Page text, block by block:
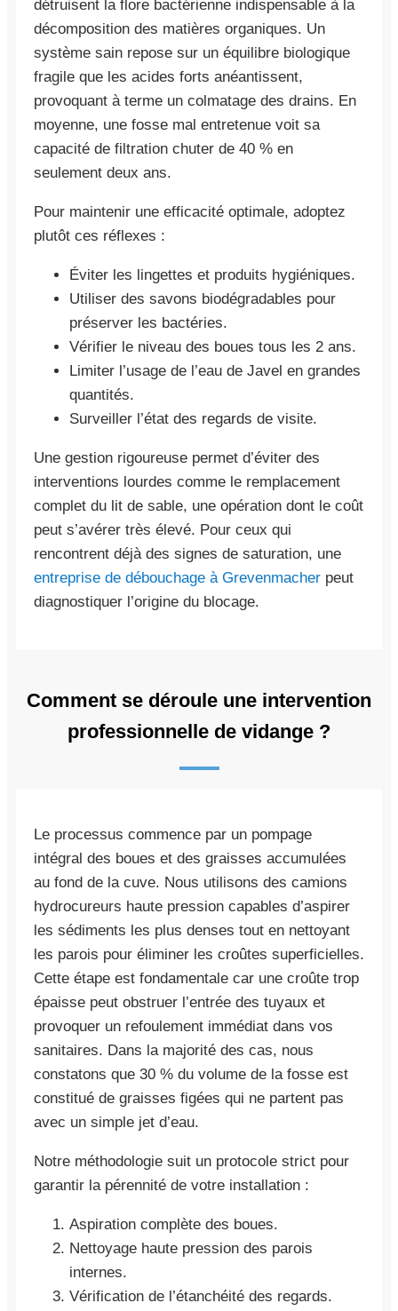
détruisent la flore bactérienne indispensable à la
décomposition des matières organiques. Un
système sain repose sur un équilibre biologique
fragile que les acides forts anéantissent,
provoquant à terme un colmatage des drains. En
moyenne, une fosse mal entretenue voit sa
capacité de filtration chuter de 40 % en
seulement deux ans.
Pour maintenir une efficacité optimale, adoptez
plutôt ces réflexes :
Éviter les lingettes et produits hygiéniques.
Utiliser des savons biodégradables pour
préserver les bactéries.
Vérifier le niveau des boues tous les 2 ans.
Limiter l’usage de l’eau de Javel en grandes
quantités.
Surveiller l’état des regards de visite.
Une gestion rigoureuse permet d’éviter des
interventions lourdes comme le remplacement
complet du lit de sable, une opération dont le coût
peut s’avérer très élevé. Pour ceux qui
rencontrent déjà des signes de saturation, une
entreprise de débouchage à Grevenmacher peut
diagnostiquer l’origine du blocage.
Comment se déroule une intervention
professionnelle de vidange ?
Le processus commence par un pompage
intégral des boues et des graisses accumulées
au fond de la cuve. Nous utilisons des camions
hydrocureurs haute pression capables d’aspirer
les sédiments les plus denses tout en nettoyant
les parois pour éliminer les croûtes superficielles.
Cette étape est fondamentale car une croûte trop
épaisse peut obstruer l’entrée des tuyaux et
provoquer un refoulement immédiat dans vos
sanitaires. Dans la majorité des cas, nous
constatons que 30 % du volume de la fosse est
constitué de graisses figées qui ne partent pas
avec un simple jet d’eau.
Notre méthodologie suit un protocole strict pour
garantir la pérennité de votre installation :
Aspiration complète des boues.
Nettoyage haute pression des parois
internes.
Vérification de l’étanchéité des regards.